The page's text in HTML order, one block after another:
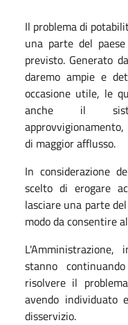
Il problema di
una parte del
previsto. Generato
daremo ampie e
occasione utile, le
anche il
di maggior afflusso.
In considerazione
scelto di erogare
lasciare una parte
modo da consentire
L'Amministrazione,
stanno
risolvere il
avendo individuato
disservizio.